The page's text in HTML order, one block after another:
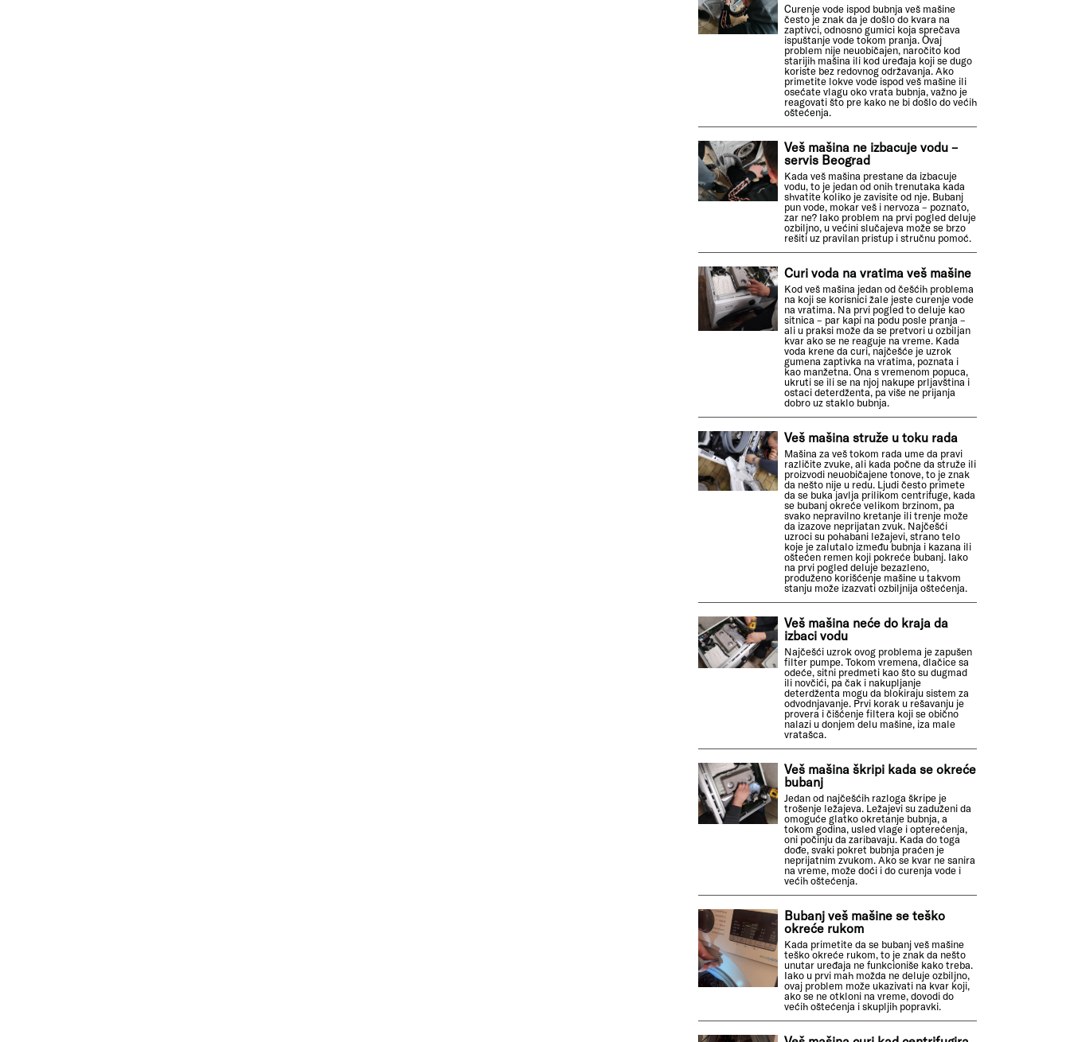
Curenje vode ispod bubnja veš mašine
često je znak da je došlo do kvara na
zaptivci, odnosno gumici koja sprečava
ispuštanje vode tokom pranja. Ovaj
problem nije neuobičajen, naročito kod
starijih mašina ili kod uređaja koji se dugo
koriste bez redovnog održavanja. Ako
primetite lokve vode ispod veš mašine ili
osećate vlagu oko vrata bubnja, važno je
reagovati što pre kako ne bi došlo do većih
oštećenja.
Veš mašina ne izbacuje vodu –
servis Beograd
Kada veš mašina prestane da izbacuje
vodu, to je jedan od onih trenutaka kada
shvatite koliko je zavisite od nje. Bubanj
pun vode, mokar veš i nervoza – poznato,
zar ne? Iako problem na prvi pogled deluje
ozbiljno, u većini slučajeva može se brzo
rešiti uz pravilan pristup i stručnu pomoć.
Curi voda na vratima veš mašine
Kod veš mašina jedan od češćih problema
na koji se korisnici žale jeste curenje vode
na vratima. Na prvi pogled to deluje kao
sitnica – par kapi na podu posle pranja –
ali u praksi može da se pretvori u ozbiljan
kvar ako se ne reaguje na vreme. Kada
voda krene da curi, najčešće je uzrok
gumena zaptivka na vratima, poznata i
kao manžetna. Ona s vremenom popuca,
ukruti se ili se na njoj nakupe prljavština i
ostaci deterdženta, pa više ne prijanja
dobro uz staklo bubnja.
Veš mašina struže u toku rada
Mašina za veš tokom rada ume da pravi
različite zvuke, ali kada počne da struže ili
proizvodi neuobičajene tonove, to je znak
da nešto nije u redu. Ljudi često primete
da se buka javlja prilikom centrifuge, kada
se bubanj okreće velikom brzinom, pa
svako nepravilno kretanje ili trenje može
da izazove neprijatan zvuk. Najčešći
uzroci su pohabani ležajevi, strano telo
koje je zalutalo između bubnja i kazana ili
oštećen remen koji pokreće bubanj. Iako
na prvi pogled deluje bezazleno,
produženo korišćenje mašine u takvom
stanju može izazvati ozbiljnija oštećenja.
Veš mašina neće do kraja da
izbaci vodu
Najčešći uzrok ovog problema je zapušen
filter pumpe. Tokom vremena, dlačice sa
odeće, sitni predmeti kao što su dugmad
ili novčići, pa čak i nakupljanje
deterdženta mogu da blokiraju sistem za
odvodnjavanje. Prvi korak u rešavanju je
provera i čišćenje filtera koji se obično
nalazi u donjem delu mašine, iza male
vratašca.
Veš mašina škripi kada se okreće
bubanj
Jedan od najčešćih razloga škripe je
trošenje ležajeva. Ležajevi su zaduženi da
omoguće glatko okretanje bubnja, a
tokom godina, usled vlage i opterećenja,
oni počinju da zaribavaju. Kada do toga
dođe, svaki pokret bubnja praćen je
neprijatnim zvukom. Ako se kvar ne sanira
na vreme, može doći i do curenja vode i
većih oštećenja.
Bubanj veš mašine se teško
okreće rukom
Kada primetite da se bubanj veš mašine
teško okreće rukom, to je znak da nešto
unutar uređaja ne funkcioniše kako treba.
Iako u prvi mah možda ne deluje ozbiljno,
ovaj problem može ukazivati na kvar koji,
ako se ne otkloni na vreme, dovodi do
većih oštećenja i skupljih popravki.